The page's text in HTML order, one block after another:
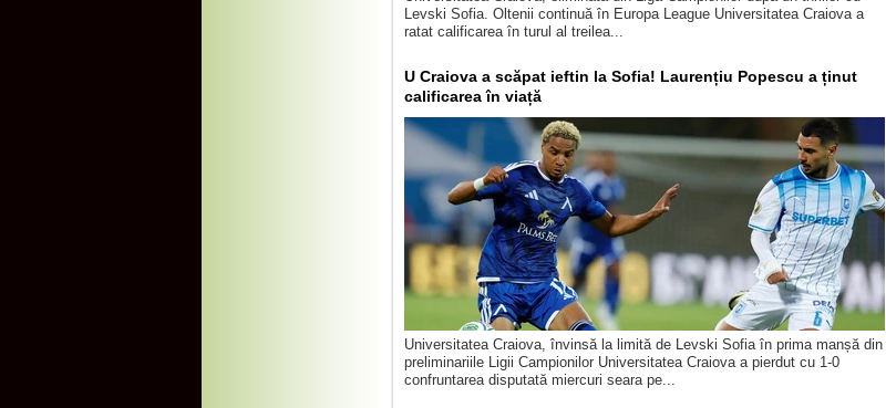
Levski Sofia. Oltenii continuă în Europa League Universitatea Craiova a
ratat calificarea în turul al treilea...
U Craiova a scăpat ieftin la Sofia! Laurențiu Popescu a ținut
calificarea în viață
Universitatea Craiova, învinsă la limită de Levski Sofia în prima manșă din
preliminariile Ligii Campionilor Universitatea Craiova a pierdut cu 1-0
confruntarea disputată miercuri seara pe...